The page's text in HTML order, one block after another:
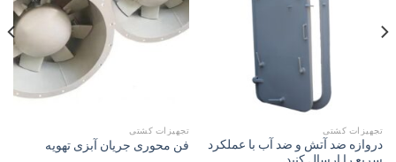
تجهیزات کشتی
دروازه ضد آتش و ضد آب با عملکرد
تجهیزات کشتی
فن محوری جریان آبزی تهویه